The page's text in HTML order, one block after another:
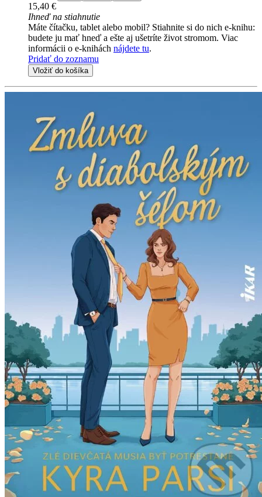
15,40 €
Ihneď na stiahnutie
Máte čítačku, tablet alebo mobil? Stiahnite si do nich e-knihu:
budete ju mať hneď a ešte aj ušetríte život stromom. Viac
informácii o e-knihách nájdete tu.
Pridať do zoznamu
Vložiť do košíka